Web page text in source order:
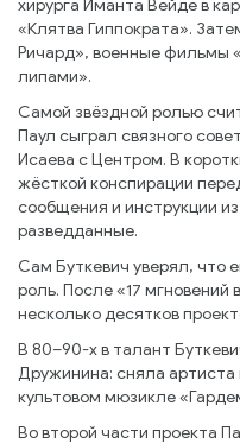
хирурга Иманта Вейде в
«Клятва Гиппократа».
Ричард», военные фильмы
липами».
Самой звёздной ролью
Паул сыграл связного
Исаева с Центром. В
жёсткой конспирации
сообщения и инструкции
разведданные.
Сам Буткевич уверял, что
роль. После «17
несколько десятков
В 80–90-х в талант
Дружинина: сняла артиста
культовом мюзикле
Во второй части проекта